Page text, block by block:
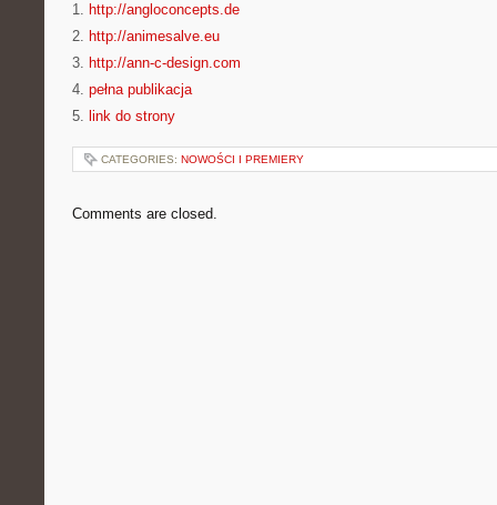
1. http://angloconcepts.de
2. http://animesalve.eu
3. http://ann-c-design.com
4. pełna publikacja
5. link do strony
CATEGORIES: NOWOŚCI I PREMIERY
Comments are closed.